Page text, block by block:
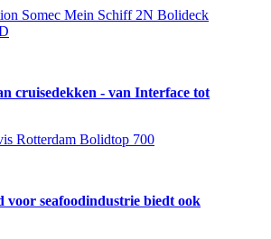
cruisedekken - van Interface tot
voor seafoodindustrie biedt ook